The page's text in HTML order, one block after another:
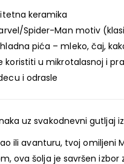
keramika
Spider-Man motiv
pića – mleko, čaj,
koristiti u mikrotalasnoj i
i odrasle
uz svakodnevni gutljaj
ili avanturu, tvoj
ova šolja je savršen